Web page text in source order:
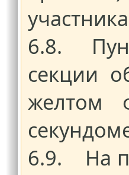
6.8.
секции
желтом
6.9. На